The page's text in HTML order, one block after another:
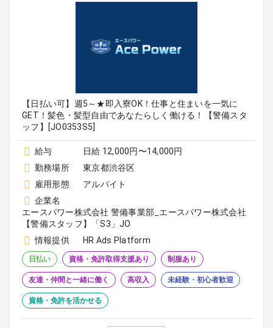
【日払い可】週5～★即入寮OK！仕事と住まいを一気に
GET！髪色・髪型自由であなたらしく働ける！【警備スタ
ッフ】[JO0353S5]
給与
日給 12,000円〜14,000円
勤務場所
東京都渋谷区
雇用形態
アルバイト
企業名
エースパワー株式会社 警備事業部_エースパワー株式会社
【警備スタッフ】「S3」JO
情報提供
HR Ads Platform
日払い 資格・免許取得支援あり 制服あり
友達・仲間と一緒に働く 高収入 未経験・初心者歓迎
資格・免許を活かせる